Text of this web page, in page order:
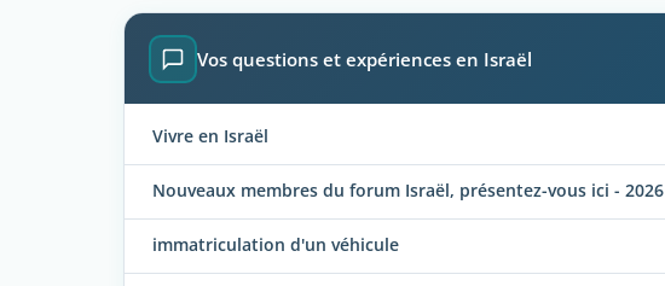
Vos questions et expériences en Israël
Vivre en Israël
Nouveaux membres du forum Israël, présentez-vous ici - 2026
immatriculation d'un véhicule